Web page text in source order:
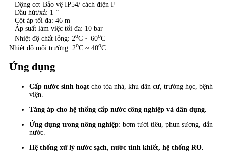
– Động cơ: Bảo vệ IP54/ cách điện F
– Đầu hút/xả: 1 ”
– Cột áp tối đa: 46 m
– Áp suất làm việc tối đa: 10 bar
– Nhiệt độ chất lỏng: 2oC ~ 60oC
Nhiệt độ môi trường: 2oC ~ 40oC
Ứng dụng
Cấp nước sinh hoạt cho tòa nhà, khu dân cư, trường học, bệnh
viện.
Tăng áp cho hệ thống cấp nước công nghiệp và dân dụng.
Ứng dụng trong nông nghiệp: bơm tưới tiêu, phun sương, dẫn
nước.
Hệ thống xử lý nước sạch, nước tinh khiết, hệ thống RO.